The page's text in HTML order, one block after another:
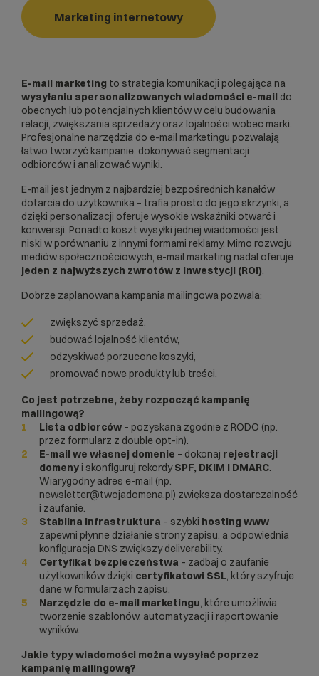
Marketing internetowy
E-mail marketing to strategia komunikacji polegająca na
wysyłaniu spersonalizowanych wiadomości e-mail do
obecnych lub potencjalnych klientów w celu budowania
relacji, zwiększania sprzedaży oraz lojalności wobec marki.
Profesjonalne narzędzia do e-mail marketingu pozwalają
łatwo tworzyć kampanie, dokonywać segmentacji
odbiorców i analizować wyniki.
E-mail jest jednym z najbardziej bezpośrednich kanałów
dotarcia do użytkownika – trafia prosto do jego skrzynki, a
dzięki personalizacji oferuje wysokie wskaźniki otwarć i
konwersji. Ponadto koszt wysyłki jednej wiadomości jest
niski w porównaniu z innymi formami reklamy. Mimo rozwoju
mediów społecznościowych, e-mail marketing nadal oferuje
jeden z najwyższych zwrotów z inwestycji (ROI).
Dobrze zaplanowana kampania mailingowa pozwala:
zwiększyć sprzedaż,
budować lojalność klientów,
odzyskiwać porzucone koszyki,
promować nowe produkty lub treści.
Co jest potrzebne, żeby rozpocząć kampanię
mailingową?
Lista odbiorców – pozyskana zgodnie z RODO (np.
przez formularz z double opt-in).
E-mail we własnej domenie – dokonaj rejestracji
domeny i skonfiguruj rekordySPF, DKIM i DMARC.
Wiarygodny adres e-mail (np.
newsletter@twojadomena.pl) zwiększa dostarczalność
i zaufanie.
Stabilna infrastruktura – szybki hosting www
zapewni płynne działanie strony zapisu, a odpowiednia
konfiguracja DNS zwiększydeliverability.
Certyfikat bezpieczeństwa – zadbaj o zaufanie
użytkowników dzięki certyfikatowi SSL, który szyfruje
dane w formularzach zapisu.
Narzędzie do e-mail marketingu, które umożliwia
tworzenie szablonów, automatyzacji i raportowanie
wyników.
Jakie typy wiadomości można wysyłać poprzez
kampanię mailingową?